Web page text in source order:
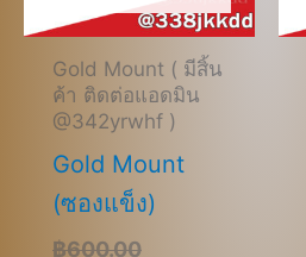
Gold Mount ( มีสิ้น
ค้า ติดต่อแอดมิน
@342yrwhf )
Gold Mount
(ซองแข็ง)
฿600.00